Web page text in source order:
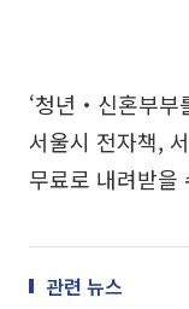
‘청년‧신혼부부
서울시 전자책,
무료로 내려받을
관련 뉴스